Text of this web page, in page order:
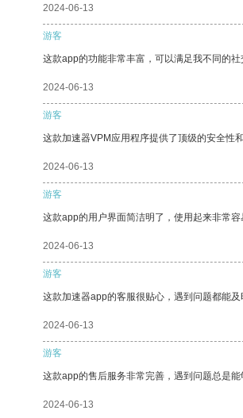
2024-06-13
游客
这款app的功能非常丰富，可以满足我不同的社
2024-06-13
游客
这款加速器VPM应用程序提供了顶级的安全性和
2024-06-13
游客
这款app的用户界面简洁明了，使用起来非常
2024-06-13
游客
这款加速器app的客服很贴心，遇到问题都能及
2024-06-13
游客
这款app的售后服务非常完善，遇到问题总是能
2024-06-13